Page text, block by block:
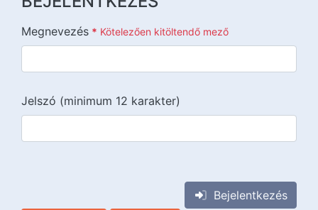
Megnevezés * Kötelezően kitöltendő mező
Jelszó (minimum 12 karakter)
Bejelentkezés